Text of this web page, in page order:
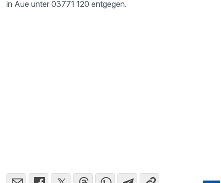
in Aue unter 03771 120 entgegen.